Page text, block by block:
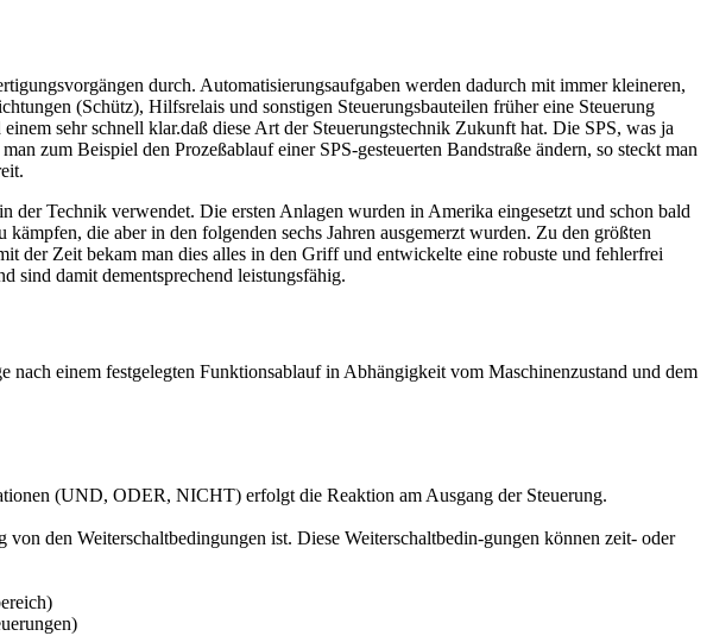
durch. Automatisierungsaufgaben werden dadurch mit immer kleineren,
(Schütz), Hilfsrelais und sonstigen Steuerungsbauteilen früher eine Steuerung
sehr schnell klar.daß diese Art der Steuerungstechnik Zukunft hat. Die SPS, was ja
zum Beispiel den Prozeßablauf einer SPS-gesteuerten Bandstraße ändern, so steckt man
Technik verwendet. Die ersten Anlagen wurden in Amerika eingesetzt und schon bald
die aber in den folgenden sechs Jahren ausgemerzt wurden. Zu den größten
der Zeit bekam man dies alles in den Griff und entwickelte eine robuste und fehlerfrei
sind damit dementsprechend leistungsfähig.
einem festgelegten Funktionsablauf in Abhängigkeit vom Maschinenzustand und dem
(UND, ODER, NICHT) erfolgt die Reaktion am Ausgang der Steuerung.
den Weiterschaltbedingungen ist. Diese Weiterschaltbedin-gungen können zeit- oder